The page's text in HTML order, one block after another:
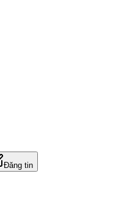
Đăng tin